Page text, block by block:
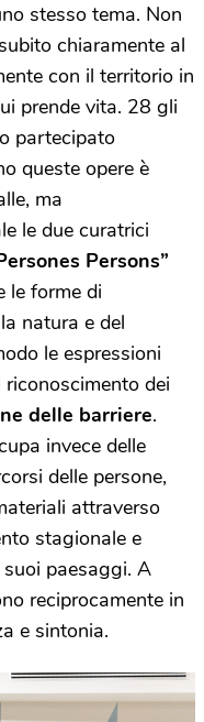
stesso tema. Non
chiaramente al
con il territorio in
prende vita. 28 gli
partecipato
queste opere è
ma
le due curatrici
Persons”
le forme di
natura e del
le espressioni
dei
delle barriere.
invece delle
delle persone,
attraverso
stagionale e
paesaggi. A
reciprocamente in
e sintonia.